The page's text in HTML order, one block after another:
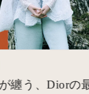
纏う、Diorの最